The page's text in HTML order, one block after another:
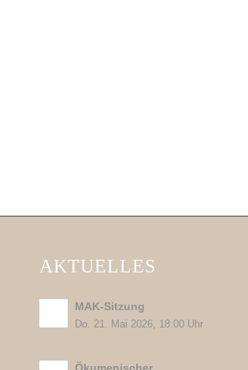
AKTUELLES
MAK-Sitzung
Do. 21. Mai 2026, 18:00 Uhr